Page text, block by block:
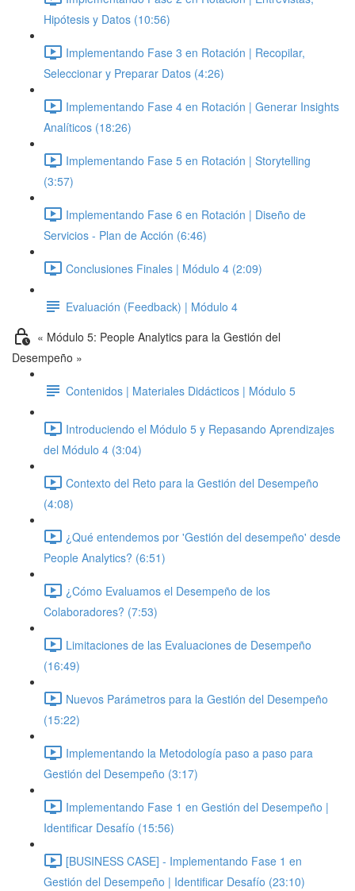
Hipótesis y Datos (10:56)
Implementando Fase 3 en Rotación | Recopilar,
Seleccionar y Preparar Datos (4:26)
Implementando Fase 4 en Rotación | Generar Insights
Analíticos (18:26)
Implementando Fase 5 en Rotación | Storytelling
(3:57)
Implementando Fase 6 en Rotación | Diseño de
Servicios - Plan de Acción (6:46)
Conclusiones Finales | Módulo 4 (2:09)
Evaluación (Feedback) | Módulo 4
« Módulo 5: People Analytics para la Gestión del
Desempeño »
Contenidos | Materiales Didácticos | Módulo 5
Introduciendo el Módulo 5 y Repasando Aprendizajes
del Módulo 4 (3:04)
Contexto del Reto para la Gestión del Desempeño
(4:08)
¿Qué entendemos por 'Gestión del desempeño' desde
People Analytics? (6:51)
¿Cómo Evaluamos el Desempeño de los
Colaboradores? (7:53)
Limitaciones de las Evaluaciones de Desempeño
(16:49)
Nuevos Parámetros para la Gestión del Desempeño
(15:22)
Implementando la Metodología paso a paso para
Gestión del Desempeño (3:17)
Implementando Fase 1 en Gestión del Desempeño |
Identificar Desafío (15:56)
[BUSINESS CASE] - Implementando Fase 1 en
Gestión del Desempeño | Identificar Desafío (23:10)